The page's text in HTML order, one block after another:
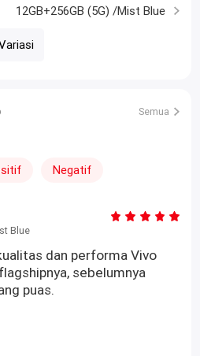
12GB+256GB (5G) /Mist Blue
Semua
Negatif
Blue
dan performa Vivo
sebelumnya
puas.